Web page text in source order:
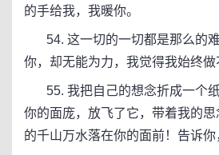
的手给我，我暖你。
54. 这一切的一切都是那么的
你，却无能为力，我觉得我始终做
55. 我把自己的想念折成一个
你的面庞，放飞了它，带着我的思
的千山万水落在你的面前！告诉你